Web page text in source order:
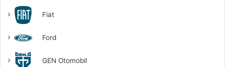
Fiat
Ford
GEN Otomobil